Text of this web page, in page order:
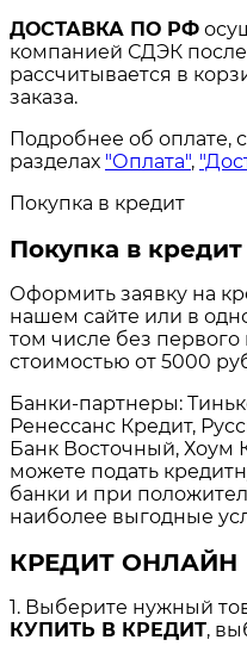
ДОСТАВКА ПО РФ
компанией СДЭК после
рассчитывается в
заказа.
Подробнее об оплате,
разделах "Оплата",
Покупка в кредит
Покупка в кредит
Оформить заявку на
нашем сайте или в
том числе без
стоимостью от 5000
Банки-партнеры:
Ренессанс Кредит,
Банк Восточный, Хоум
можете подать
банки и при
наиболее выгодные
КРЕДИТ ОНЛАЙН
1. Выберите нужный
КУПИТЬ В КРЕДИТ,